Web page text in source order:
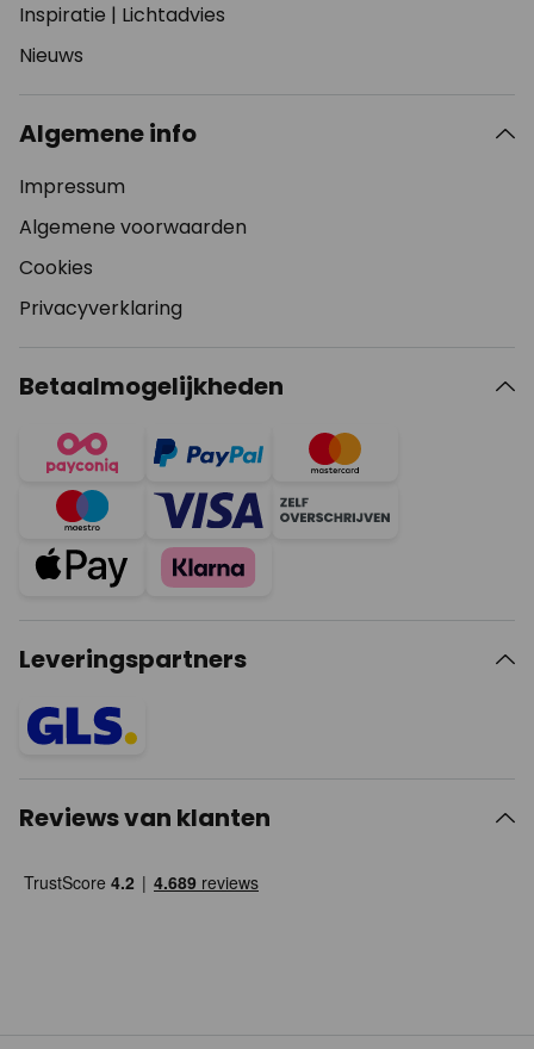
Inspiratie | Lichtadvies
Nieuws
Algemene info
Impressum
Algemene voorwaarden
Cookies
Privacyverklaring
Betaalmogelijkheden
Leveringspartners
Reviews van klanten